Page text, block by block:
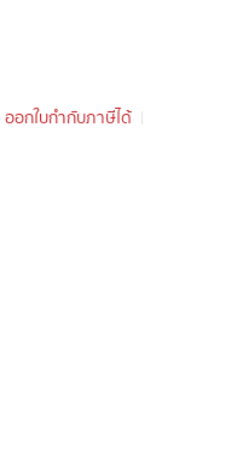
ออกใบกำกับภาษีได้